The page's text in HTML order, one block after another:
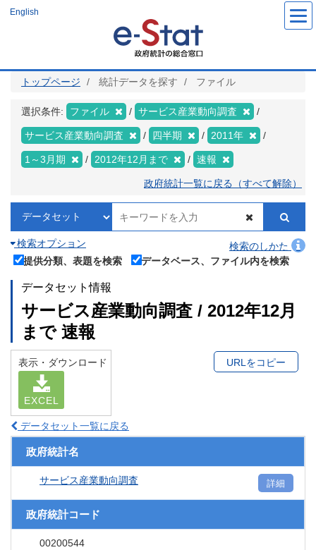
ツ
English
トップページ 統計データを探す ファイル
選択条件: ファイル サービス産業動向調査
サービス産業動向調査 四半期 2011年
1～3月期 2012年12月まで 速報
政府統計一覧に戻る（すべて解除）
検索オプション
検索のしかた
提供分類、表題を検索
データベース、ファイル内を検索
データセット情報
サービス産業動向調査 / 2012年12月
まで 速報
表示・ダウンロード
EXCEL
URLをコピー
データセット一覧に戻る
政府統計名
サービス産業動向調査 詳細
政府統計コード
00200544